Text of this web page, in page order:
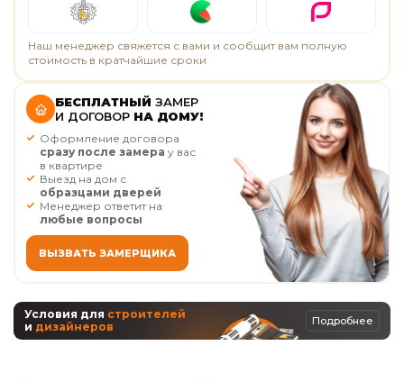
Наш менеджер свяжется с вами и сообщит вам полную
стоимость в кратчайшие сроки
БЕСПЛАТНЫЙ ЗАМЕР
И ДОГОВОР НА ДОМУ!
Оформление договора
сразу после замера у вас
в квартире
Выезд на дом с
образцами дверей
Менеджер ответит на
любые вопросы
ВЫЗВАТЬ ЗАМЕРЩИКА
Условия для строителей
и дизайнеров Подробнее